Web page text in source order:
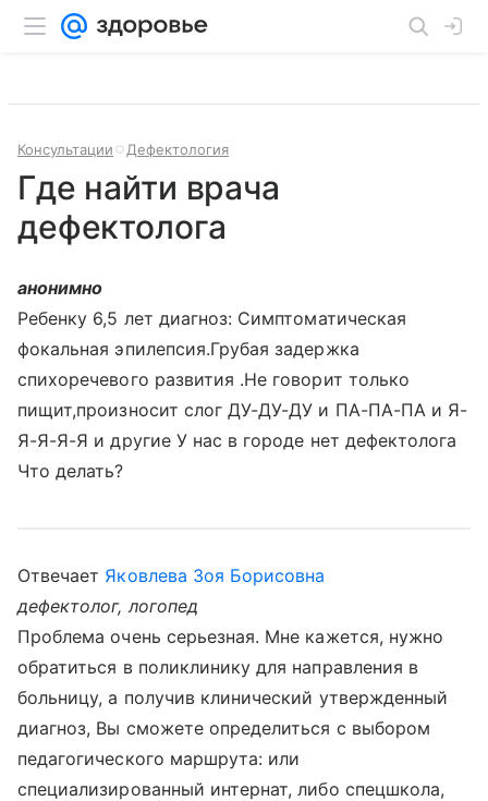
Консультации Дефектология
Где найти врача
дефектолога
анонимно
Ребенку 6,5 лет диагноз: Симптоматическая
фокальная эпилепсия.Грубая задержка
спихоречевого развития .Не говорит только
пищит,произносит слог ДУ-ДУ-ДУ и ПА-ПА-ПА и Я-
Я-Я-Я-Я и другие У нас в городе нет дефектолога
Что делать?
Отвечает Яковлева Зоя Борисовна
дефектолог, логопед
Проблема очень серьезная. Мне кажется, нужно
обратиться в поликлинику для направления в
больницу, а получив клинический утвержденный
диагноз, Вы сможете определиться с выбором
педагогического маршрута: или
специализированный интернат, либо спецшкола,